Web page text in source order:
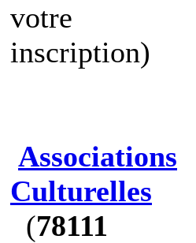
votre
inscription)
Associations
Culturelles
(78111